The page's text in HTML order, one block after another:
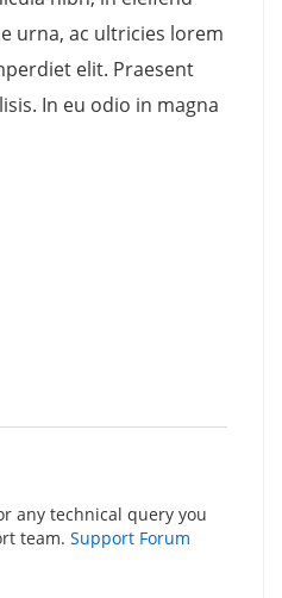
urna, ac ultricies lorem
elit. Praesent
In eu odio in magna
any technical query you
team. Support Forum